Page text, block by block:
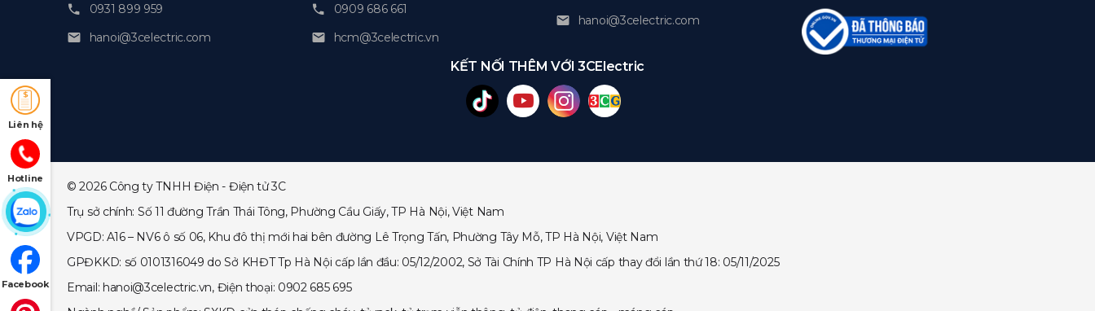
Liên hệ
Hotline
Facebook
0931 899 959
hanoi@3celectric.com
0909 686 661
hcm@3celectric.vn
hanoi@3celectric.com
KẾT NỐI THÊM VỚI 3CElectric
© 2026 Công ty TNHH Điện - Điện tử 3C
Trụ sở chính: Số 11 đường Trần Thái Tông, Phường Cầu Giấy, TP Hà Nội, Việt Nam
VPGD: A16 – NV6 ô số 06, Khu đô thị mới hai bên đường Lê Trọng Tấn, Phường Tây Mỗ, TP Hà Nội, Việt Nam
GPĐKKD: số 0101316049 do Sở KHĐT Tp Hà Nội cấp lần đầu: 05/12/2002, Sở Tài Chính TP Hà Nội cấp thay đổi lần thứ 18: 05/11/2025
Email: hanoi@3celectric.vn, Điện thoại: 0902 685 695